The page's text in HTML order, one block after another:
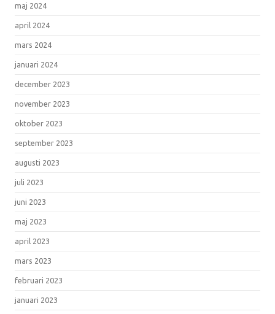
maj 2024
april 2024
mars 2024
januari 2024
december 2023
november 2023
oktober 2023
september 2023
augusti 2023
juli 2023
juni 2023
maj 2023
april 2023
mars 2023
februari 2023
januari 2023